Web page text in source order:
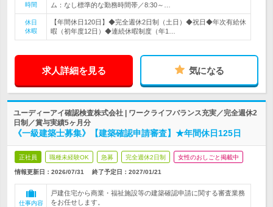
時間
ム：なし標準的な勤務時間帯／8:30～…
休日
休暇
【年間休日120日】◆完全週休2日制（土日）◆祝日◆年次有給休
暇（初年度12日）◆連続休暇制度（年1…
求人詳細を見る 気になる
ユーディーアイ確認検査株式会社 | ワークライフバランス充実／完全週休2
日制／賞与実績5ヶ月分
《一級建築士募集》【建築確認申請審査】★年間休日125日
正社員 職種未経験OK 急募 完全週休2日制 女性のおしごと掲載中
情報更新日：2026/07/31 終了予定日： 2027/01/21
仕事内容
戸建住宅から商業・福祉施設等の建築確認申請に関する審査業務
をお任せします。